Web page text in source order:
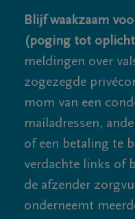
Blijf waakzaam
(poging tot
meldingen over
zogezegde
mom van een
mailadressen,
of een betaling te
verdachte links of
de afzender
onderneemt